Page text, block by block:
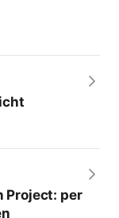
Project: per